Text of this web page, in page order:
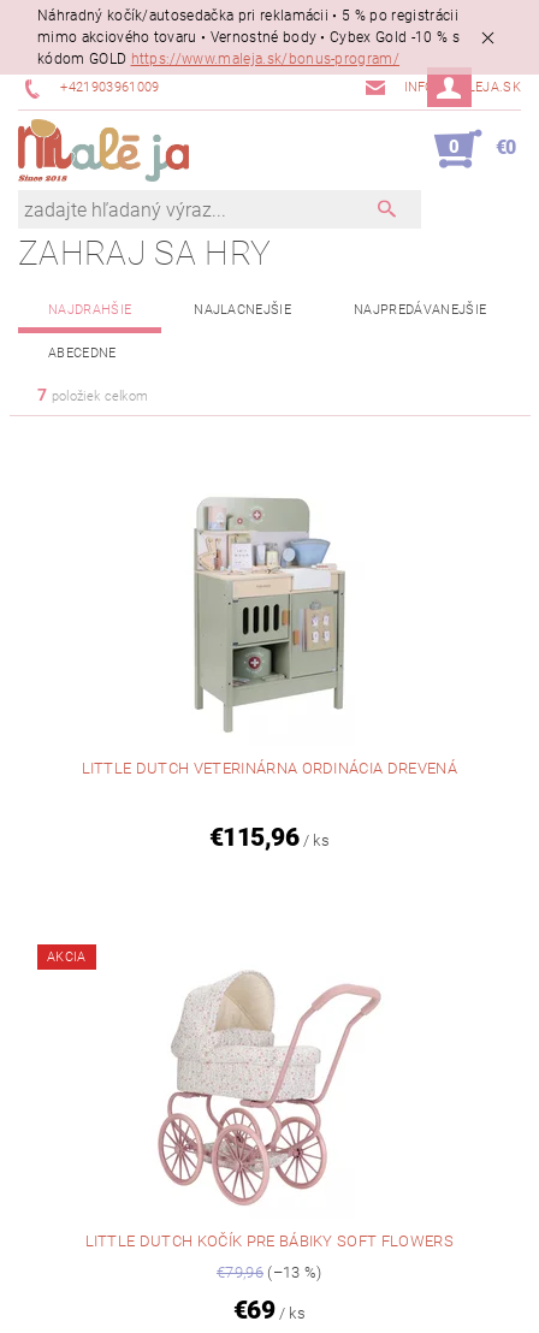
Náhradný kočík/autosedačka pri reklamácii • 5 % po registrácii
mimo akciového tovaru • Vernostné body • Cybex Gold -10 % s
kódom GOLD https://www.maleja.sk/bonus-program/
+421903961009 INFO@MALEJA.SK
0 €0
ZAHRAJ SA HRY
NAJDRAHŠIE NAJLACNEJŠIE NAJPREDÁVANEJŠIE
ABECEDNE
7 položiek celkom
LITTLE DUTCH VETERINÁRNA ORDINÁCIA DREVENÁ
€115,96 / ks
AKCIA
LITTLE DUTCH KOČÍK PRE BÁBIKY SOFT FLOWERS
€79,96(–13 %)
€69 / ks